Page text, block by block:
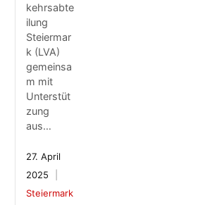
kehrsabte
ilung
Steiermar
k (LVA)
gemeinsa
m mit
Unterstüt
zung
aus…
27. April
2025
Steiermark